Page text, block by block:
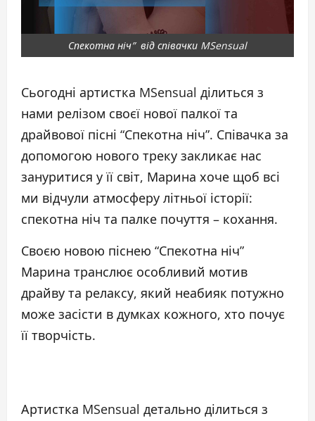
Спекотна ніч” від співачки MSensual
Сьогодні артистка MSensual ділиться з
нами релізом своєї нової палкої та
драйвової пісні “Спекотна ніч”. Співачка за
допомогою нового треку закликає нас
зануритися у її світ, Марина хоче щоб всі
ми відчули атмосферу літньої історії:
спекотна ніч та палке почуття – кохання.
Своєю новою піснею “Спекотна ніч”
Марина транслює особливий мотив
драйву та релаксу, який неабияк потужно
може засісти в думках кожного, хто почує
її творчість.
Артистка MSensual детально ділиться з